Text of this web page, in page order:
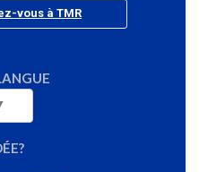
vous à TMR